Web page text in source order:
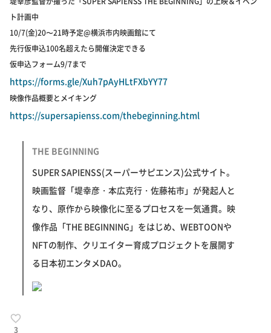
ト計画中
10/7(金)20〜21時予定@横浜市内映画館にて
先行仮申込100名超えたら開催決定できる
仮申込フォーム9/7まで
https://forms.gle/Xuh7pAyHLtFXbYY77
映像作品概要とメイキング
https://supersapienss.com/thebeginning.html
THE BEGINNING
SUPER SAPIENSS(スーパーサピエンス)公式サイト。
映画監督「堤幸彦・本広克行・佐藤祐市」が発起人と
なり、原作から映像化に至るプロセスを一気通貫。映
像作品「THE BEGINNING」をはじめ、WEBTOONや
NFTの制作、クリエイター育成プロジェクトを展開す
る日本初エンタメDAO。
3